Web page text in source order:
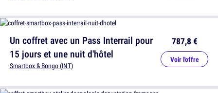
Un coffret avec un Pass Interrail pour
15 jours et une nuit d'hôtel
Smartbox & Bongo (INT)
787,8 €
Voir l'offre